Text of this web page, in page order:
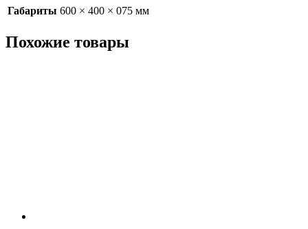
Габариты 600 × 400 × 075 мм
Похожие товары